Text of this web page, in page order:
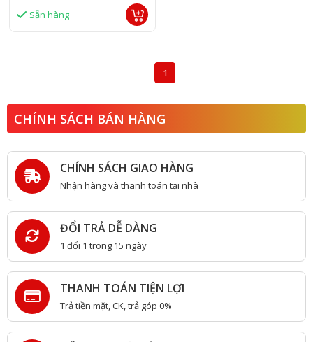
Sẵn hàng
1
CHÍNH SÁCH BÁN HÀNG
CHÍNH SÁCH GIAO HÀNG
Nhận hàng và thanh toán tại nhà
ĐỔI TRẢ DỄ DÀNG
1 đổi 1 trong 15 ngày
THANH TOÁN TIỆN LỢI
Trả tiền mặt, CK, trả góp 0%